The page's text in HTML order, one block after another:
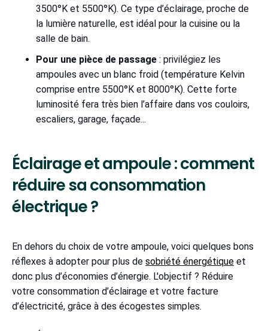
3500°K et 5500°K). Ce type d’éclairage, proche de
la lumière naturelle, est idéal pour la cuisine ou la
salle de bain.
Pour une pièce de passage : privilégiez les
ampoules avec un blanc froid (température Kelvin
comprise entre 5500°K et 8000°K). Cette forte
luminosité fera très bien l’affaire dans vos couloirs,
escaliers, garage, façade...
Éclairage et ampoule : comment
réduire sa consommation
électrique ?
En dehors du choix de votre ampoule, voici quelques bons
réflexes à adopter pour plus de sobriété énergétique et
donc plus d’économies d’énergie. L'objectif ? Réduire
votre consommation d’éclairage et votre facture
d’électricité, grâce à des écogestes simples.